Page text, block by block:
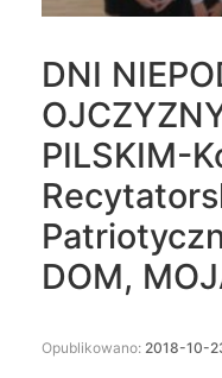
DNI
PILSKIM-
DOM,
Opublikowano: 2018-10-